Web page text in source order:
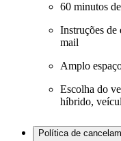
60 minutos
Instruções de
mail
Amplo
Escolha do
híbrido,
Política de